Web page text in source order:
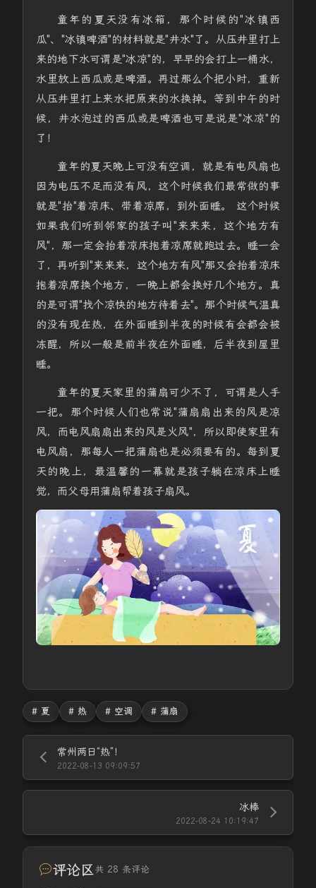
童年的夏天没有冰箱，那个时候的"冰镇西
瓜"、"冰镇啤酒"的材料就是"井水"了。从压井里打上
来的地下水可谓是"冰凉"的，早早的会打上一桶水，
水里放上西瓜或是啤酒。再过那么个把小时，重新
从压井里打上来水把原来的水换掉。等到中午的时
候，井水泡过的西瓜或是啤酒也可是说是"冰凉"的
了！
童年的夏天晚上可没有空调，就是有电风扇也
因为电压不足而没有风，这个时候我们最常做的事
就是"抬"着凉床、带着凉席，到外面睡。 这个时候
如果我们听到邻家的孩子叫"来来来，这个地方有
风"，那一定会抬着凉床抱着凉席就跑过去。睡一会
了，再听到"来来来，这个地方有风"那又会抬着凉床
抱着凉席换个地方，一晚上都会换好几个地方。真
的是可谓"找个凉快的地方待着去"。那个时候气温真
的没有现在热，在外面睡到半夜的时候有会都会被
冻醒，所以一般是前半夜在外面睡，后半夜到屋里
睡。
童年的夏天家里的蒲扇可少不了，可谓是人手
一把。那个时候人们也常说"蒲扇扇出来的风是凉
风，而电风扇扇出来的风是火风"，所以即使家里有
电风扇，那每人一把蒲扇也是必须要有的。每到夏
天的晚上，最温馨的一幕就是孩子躺在凉床上睡
觉，而父母用蒲扇帮着孩子扇风。
# 夏 # 热 # 空调 # 蒲扇
常州两日“热”！
2022-08-13 09:09:57
冰棒
2022-08-24 10:19:47
评论区共 28 条评论